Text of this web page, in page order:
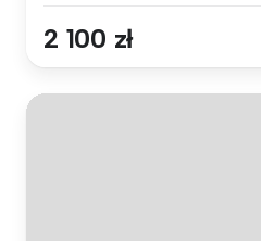
2 100 zł